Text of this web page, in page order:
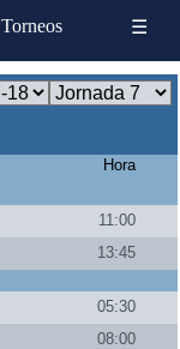
Torneos ☰
Hora
11:00
13:45
05:30
08:00